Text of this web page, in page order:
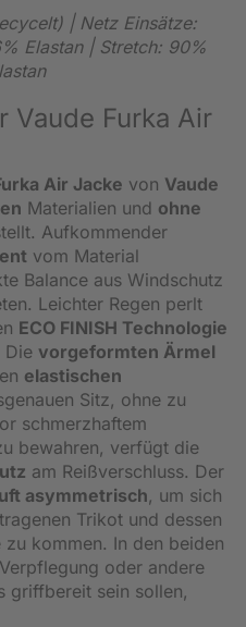
| Netz Einsätze:
Elastan | Stretch: 90%
Vaude Furka Air
Air Jacke von Vaude
Materialien und ohne
Aufkommender
vom Material
Balance aus Windschutz
Leichter Regen perlt
ECO FINISH Technologie
Die vorgeformten Ärmel
elastischen
Sitz, ohne zu
schmerzhaftem
bewahren, verfügt die
am Reißverschluss. Der
asymmetrisch, um sich
Trikot und dessen
kommen. In den beiden
oder andere
griffbereit sein sollen,